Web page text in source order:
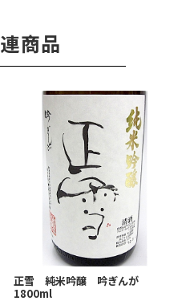
商品
正雪 純米吟醸 吟ぎんが
1800ml